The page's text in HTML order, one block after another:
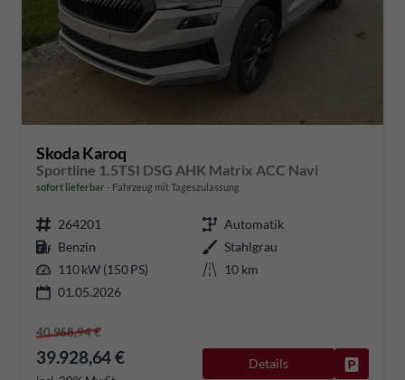
Skoda Karoq
Sportline 1.5TSI DSG AHK Matrix ACC Navi
sofort lieferbar Fahrzeug mit Tageszulassung
264201
Automatik
Benzin
Stahlgrau
110 kW (150 PS)
10 km
01.05.2026
40.968,94 €
39.928,64 € Details